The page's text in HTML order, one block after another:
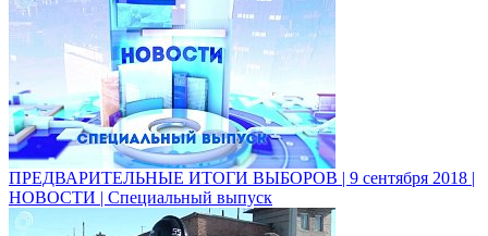
ПРЕДВАРИТЕЛЬНЫЕ ИТОГИ ВЫБОРОВ | 9 сентября 2018 |
НОВОСТИ | Специальный выпуск